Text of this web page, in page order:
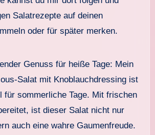
Salatrezepte auf deinen
oder für später merken.